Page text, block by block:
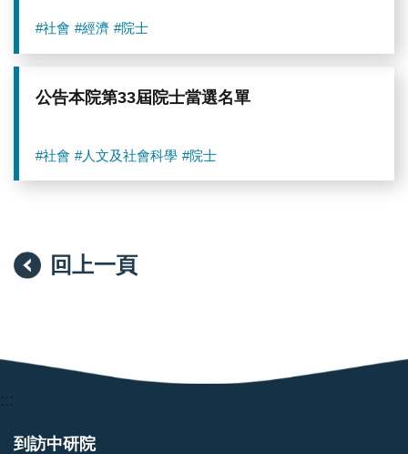
#社會 #經濟 #院士
公告本院第33屆院士當選名單
#社會 #人文及社會科學 #院士
回上一頁
:::
到訪中研院